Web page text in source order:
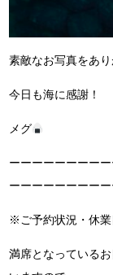
素敵なお写真をあ
今日も海に感謝！
メグ
ーーーーーーーー
ーーーーーーーー
※ご予約状況・休業
満席となっている